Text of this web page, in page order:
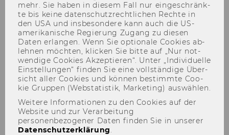
FASB Accounting Standards
Codification
Zur Da­ten­bank
mehr. Sie haben in die­sem Fall nur ein­ge­schränk­
te bis keine da­ten­schutz­recht­li­chen Rech­te in
den USA und ins­be­son­de­re kann auch die US-​
amerikanische Re­gie­rung Zu­gang zu die­sen
Daten er­lan­gen. Wenn Sie op­tio­na­le Coo­kies ab­
leh­nen möch­ten, kli­cken Sie bitte auf „Nur not­
wen­di­ge Coo­kies Ak­zep­tie­ren“. Unter „In­di­vi­du­el­le
Ein­stel­lun­gen“ fin­den Sie eine voll­stän­di­ge Über­
sicht aller Coo­kies und kön­nen be­stimm­te Coo­
kie Grup­pen (Web­sta­tis­tik, Mar­ke­ting) aus­wäh­len.
Weitere Informationen zu den Cookies auf der
Website und zur Verarbeitung
personenbezogener Daten finden Sie in unserer
Datenschutzerklärung